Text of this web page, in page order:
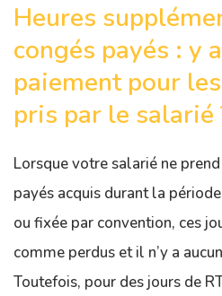
Heures
congés payés : y
paiement pour
pris par le salarié
Lorsque votre salarié ne
payés acquis durant la
ou fixée par convention, ces
comme perdus et il n’y a
Toutefois, pour des jours de